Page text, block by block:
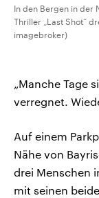
In den Bergen in der
Thriller „Last Shot“
imagebroker)
„Manche Tage
verregnet.
Auf einem
Nähe von
drei Menschen
mit seinen